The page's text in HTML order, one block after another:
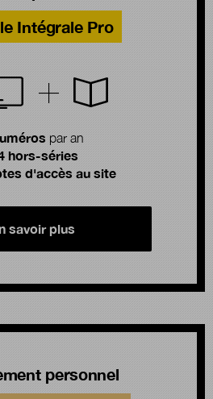
Intégrale Pro
par an
hors-séries
d'accès au site
savoir plus
personnel